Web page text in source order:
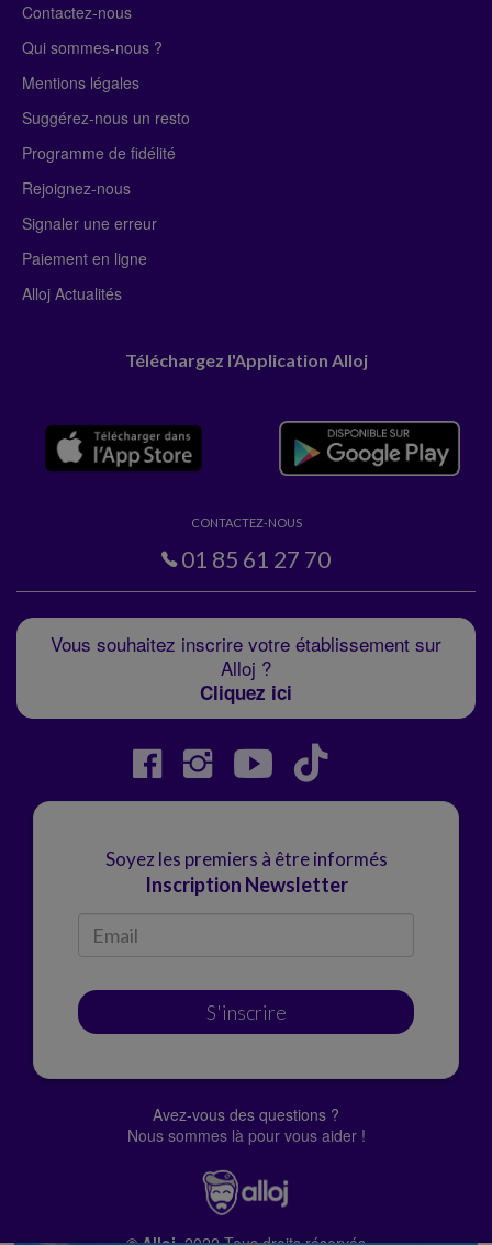
Contactez-nous
Qui sommes-nous ?
Mentions légales
Suggérez-nous un resto
Programme de fidélité
Rejoignez-nous
Signaler une erreur
Paiement en ligne
Alloj Actualités
Téléchargez l'Application Alloj
CONTACTEZ-NOUS
01 85 61 27 70
Vous souhaitez inscrire votre établissement sur
Alloj ?
Cliquez ici
Soyez les premiers à être informés
Inscription Newsletter
S'inscrire
Avez-vous des questions ?
Nous sommes là pour vous aider !